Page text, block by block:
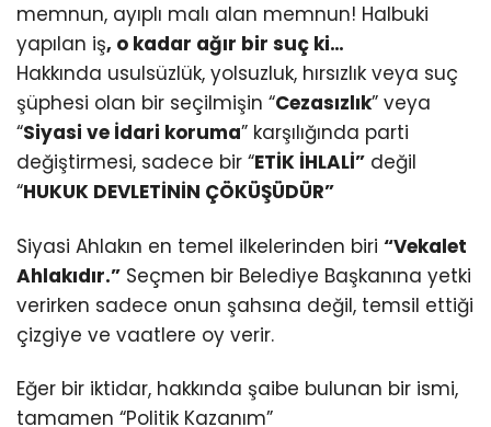
memnun, ayıplı malı alan memnun! Halbuki
yapılan iş, o kadar ağır bir suç ki…
Hakkında usulsüzlük, yolsuzluk, hırsızlık veya suç
şüphesi olan bir seçilmişin “Cezasızlık” veya
“Siyasi ve İdari koruma” karşılığında parti
değiştirmesi, sadece bir “ETİK İHLALİ” değil
“HUKUK DEVLETİNİN ÇÖKÜŞÜDÜR”
Siyasi Ahlakın en temel ilkelerinden biri “Vekalet
Ahlakıdır.” Seçmen bir Belediye Başkanına yetki
verirken sadece onun şahsına değil, temsil ettiği
çizgiye ve vaatlere oy verir.
Eğer bir iktidar, hakkında şaibe bulunan bir ismi,
tamamen “Politik Kazanım”